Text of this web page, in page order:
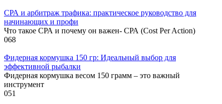
СРА и арбитраж трафика: практическое руководство для
начинающих и профи
Что такое СРА и почему он важен- СРА (Cost Per Action)
068
Фидерная кормушка 150 гр: Идеальный выбор для
эффективной рыбалки
Фидерная кормушка весом 150 грамм – это важный
инструмент
051